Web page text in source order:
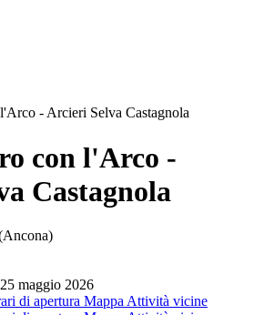
- Arcieri Selva Castagnola
con l'Arco -
Castagnola
maggio 2026
di apertura Mappa Attività vicine